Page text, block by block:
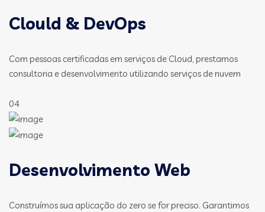
Clould & DevOps
Com pessoas certificadas em serviços de Cloud, prestamos
consultoria e desenvolvimento utilizando serviços de nuvem
04
Desenvolvimento Web
Construímos sua aplicação do zero se for preciso. Garantimos